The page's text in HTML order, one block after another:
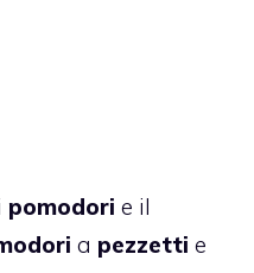
pomodori e il
a pezzetti e